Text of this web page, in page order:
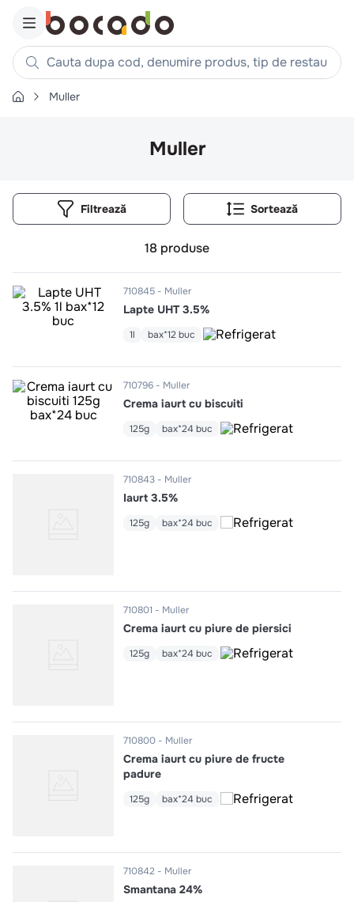
Cauta dupa cod, denumire produs, tip de restaurant,
Căutări populare
chifle
7.
ceafa
. aripi
Muller
Muller
Filtrează
18 produse
710845 Muller
Lapte UHT 3.5%
1l bax*12 buc
710796 Muller
Crema iaurt cu biscuiti
125g bax*24 buc
710843 Muller
Iaurt 3.5%
125g bax*24 buc
710801 Muller
Crema iaurt cu piure de piersici
125g bax*24 buc
710800 Muller
Crema iaurt cu piure de fructe
padure
125g bax*24 buc
710842 Muller
Smantana 24%